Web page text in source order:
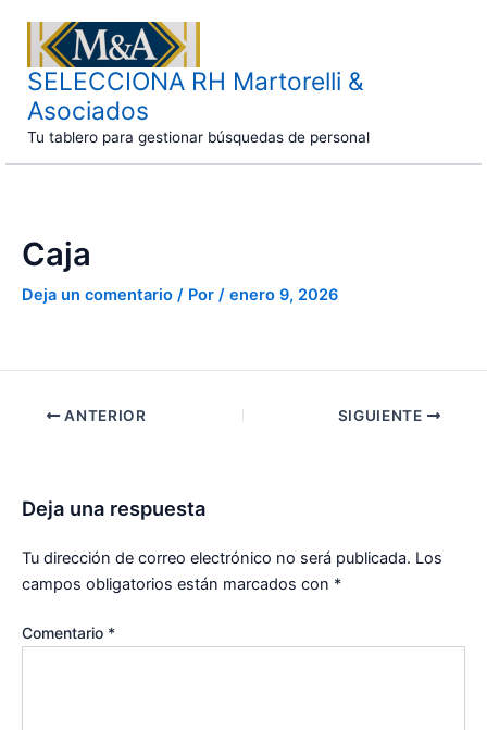
contenido
SELECCIONA RH Martorelli &
Asociados
Tu tablero para gestionar búsquedas de personal
Caja
Deja un comentario / Por / enero 9, 2026
ANTERIOR SIGUIENTE
Deja una respuesta
Tu dirección de correo electrónico no será publicada. Los
campos obligatorios están marcados con *
Comentario *